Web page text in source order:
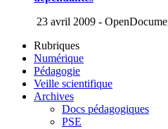
23 avril 2009 -
Rubriques
Numérique
Pédagogie
Veille scientifique
Archives
Docs pédagogiques
PSE